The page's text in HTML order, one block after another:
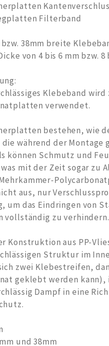
Filterband
bzw. 38mm breite
von 4 bis 6 mm bzw. 8
Klebeband
verwendet.
bestehen, wie
die während der Montage
können Schmutz und
mit der Zeit sogar zu
aus, nur
um das Eindringen von
vollständig zu verhindern.
Konstruktion aus PP-
Struktur im
zwei Klebestreifen,
geklebt werden kann),
Dampf in eine
und 38mm